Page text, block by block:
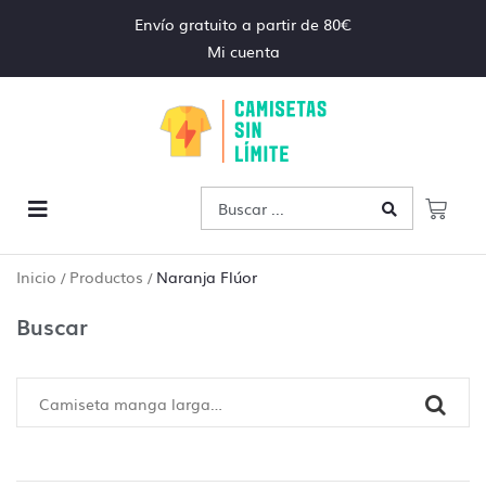
Envío gratuito a partir de 80€
Mi cuenta
Inicio / Productos / Naranja Flúor
Buscar